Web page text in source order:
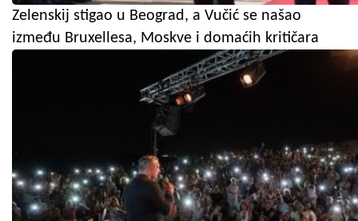
Zelenskij stigao u Beograd, a Vučić se našao
između Bruxellesa, Moskve i domaćih kritičara